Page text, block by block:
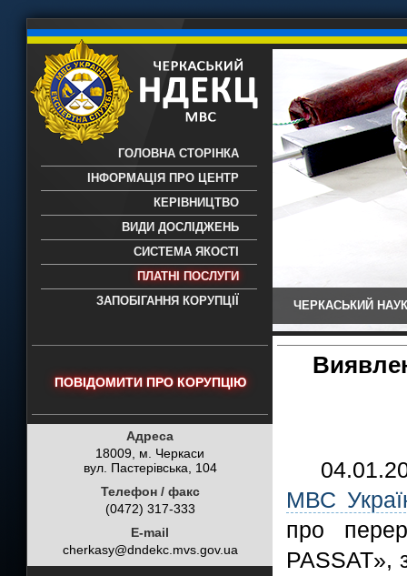
науково-дослідний експертно-
- проведення всих видів судових
експертиз
ГОЛОВНА СТОРІНКА
ІНФОРМАЦІЯ ПРО ЦЕНТР
КЕРІВНИЦТВО
ВИДИ ДОСЛІДЖЕНЬ
СИСТЕМА ЯКОСТІ
ПЛАТНІ ПОСЛУГИ
ЗАПОБІГАННЯ КОРУПЦІЇ
ЧЕРКАСЬКИЙ
ПОВІДОМИТИ ПРО КОРУПЦІЮ
Адреса
18009, м. Черкаси
вул. Пастерівська, 104
Телефон / факс
(0472) 317-333
E-mail
cherkasy@dndekc.mvs.gov.ua
МВС
про
PASSAT»,